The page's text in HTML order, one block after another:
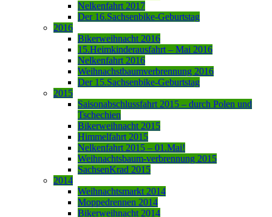
Nelkenfahrt 2017
Der 16.Sachsenbike-Geburtstag
2016
Bikerweihnacht 2016
15.Heimkinderausfahrt – Mai 2016
Nelkenfahrt 2016
Weihnachstbaumverbrennung 2016
Der 15.Sachsenbike-Geburtstag
2015
Saisonabschlussfahrt 2015 – durch Polen und
Tschechien
Bikerweihnacht 2015
Himmelfahrt 2015
Nelkenfahrt 2015 – 01.Mai!
Weihnachtsbaum-verbrennung 2015
SachsenKrad 2015
2014
Weihnachtsmarkt 2014
Moppedrennen 2014
Bikerweihnacht 2014